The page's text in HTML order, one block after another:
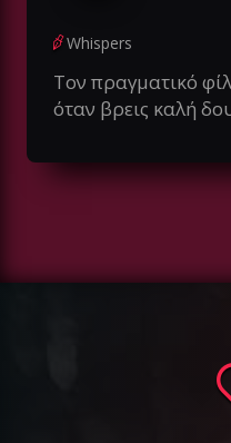
Whispers
Τον πραγματικό
όταν βρεις καλή